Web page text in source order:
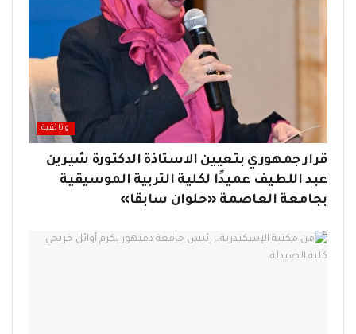
وثائقية
قرار جمهوري بتعيين الاستاذة الدكتورة شيرين
عبد اللطيف عميدًا لكلية التربية الموسيقية
بجامعة العاصمة «حلوان سابقا»